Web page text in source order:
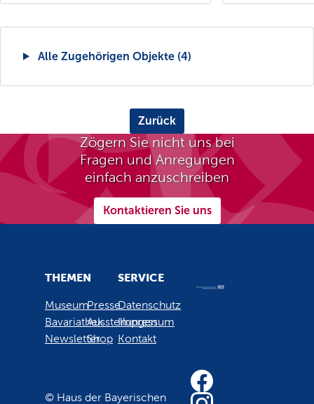
Alle Zugehörigen Objekte (4)
Zurück
Zögern Sie nicht uns bei
Fragen und Anregungen
einfach anzuschreiben
Kontaktieren Sie uns
THEMEN
Museum
Bavariathek
Newsletter
Presse
Ausstellungen
Shop
SERVICE
Datenschutz
Impressum
Kontakt
© Haus der Bayerischen